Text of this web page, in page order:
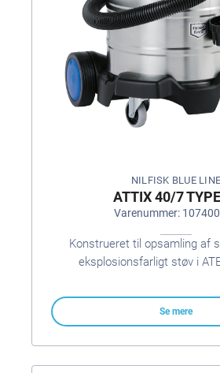
NILFISK BLUE LINE
ATTIX 40/7
Varenummer:
Konstrueret til opsamling af
eksplosionsfarligt støv i
Se mere